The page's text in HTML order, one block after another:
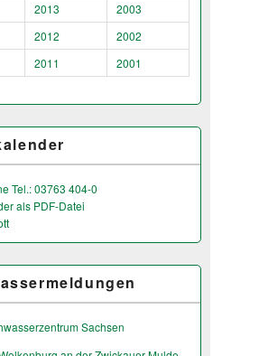
2013
2003
2012
2002
2011 2001
Tel.: 03763 404-0
als PDF-Datei
Sachsen